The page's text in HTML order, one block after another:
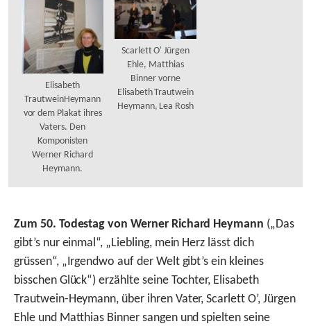
Elisabeth
TrautweinHeymann
vor dem Plakat ihres
Vaters. Den
Komponisten
Werner Richard
Heymann.
Scarlett O' Jürgen
Ehle, Matthias
Binner vorne
Elisabeth Trautwein
Heymann, Lea Rosh
Zum 50. Todestag von Werner Richard Heymann („Das
gibt’s nur einmal“, „Liebling, mein Herz lässt dich
grüssen“, „Irgendwo auf der Welt gibt’s ein kleines
bisschen Glück“) erzählte seine Tochter, Elisabeth
Trautwein-Heymann, über ihren Vater, Scarlett O’, Jürgen
Ehle und Matthias Binner sangen und spielten seine